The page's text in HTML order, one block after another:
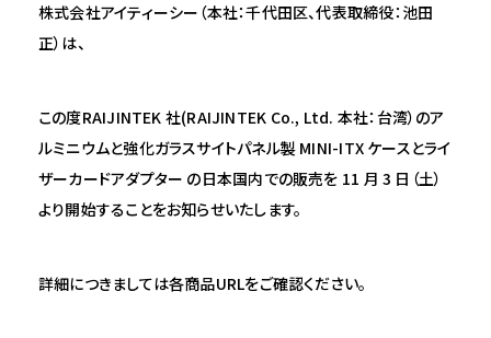
株式会社アイティーシー（本社：千代田区、代表取締役：池田
正）は、
この度RAIJINTEK 社(RAIJINTEK Co., Ltd. 本社：台湾）のア
ルミニウムと強化ガラスサイトパネル製 MINI-ITX ケースとライ
ザーカードアダプター の日本国内での販売を 11 月 3 日（土）
より開始することをお知らせいたします。
詳細につきましては各商品URLをご確認ください。